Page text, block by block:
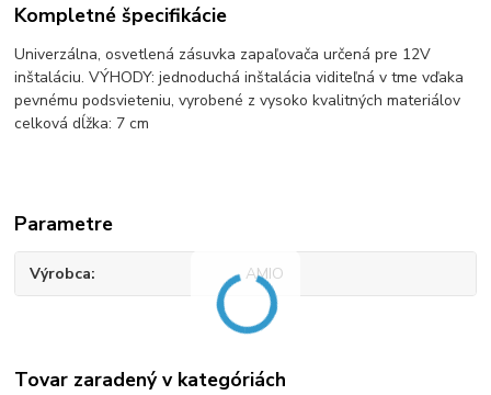
Kompletné špecifikácie
Univerzálna, osvetlená zásuvka zapaľovača určená pre 12V
inštaláciu.VÝHODY: jednoduchá inštalácia viditeľná v tme vďaka
pevnému podsvieteniu, vyrobené z vysoko kvalitných materiálov
celková dĺžka: 7 cm
Parametre
Výrobca AMIO
Tovar zaradený v kategóriách